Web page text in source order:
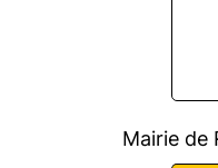
Mairie de